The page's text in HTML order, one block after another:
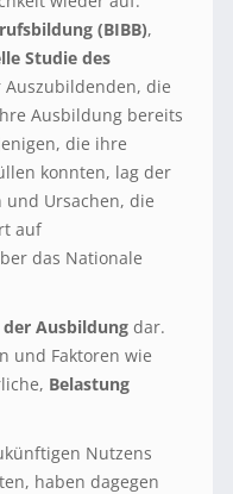
(BIBB),
Studie des
Auszubildenden, die
Ausbildung bereits
die ihre
konnten, lag der
und Ursachen, die
auf
das Nationale
Ausbildung dar.
und Faktoren wie
Belastung
Nutzens
haben dagegen